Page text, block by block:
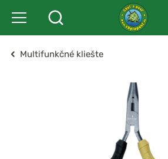
Multifunkčné kliešte